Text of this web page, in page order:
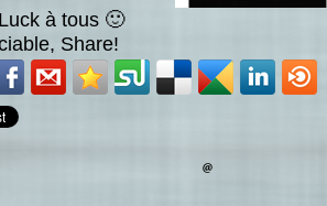
à tous 🙂
Share!